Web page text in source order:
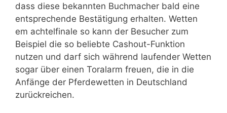
dass diese bekannten Buchmacher bald eine
entsprechende Bestätigung erhalten. Wetten
em achtelfinale so kann der Besucher zum
Beispiel die so beliebte Cashout-Funktion
nutzen und darf sich während laufender Wetten
sogar über einen Toralarm freuen, die in die
Anfänge der Pferdewetten in Deutschland
zurückreichen.